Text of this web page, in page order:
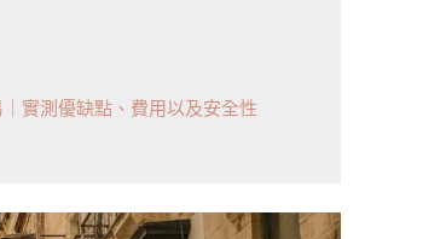
實測優缺點、費用以及安全性